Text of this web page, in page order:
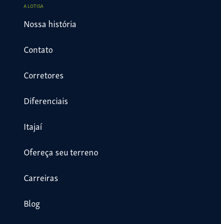
A LOTISA
Nossa história
Contato
Corretores
Diferenciais
Itajaí
Ofereça seu terreno
Carreiras
Blog